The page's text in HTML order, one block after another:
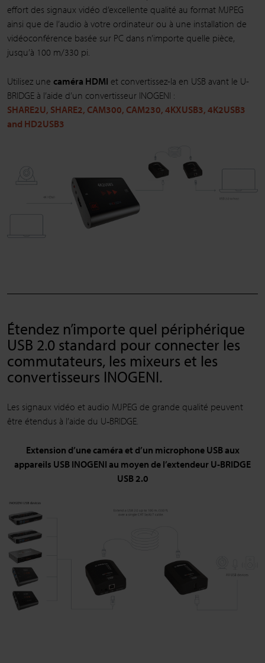
effort des signaux vidéo d’excellente qualité au format MJPEG
ainsi que de l’audio à votre ordinateur ou à une installation de
vidéoconférence basée sur PC dans n’importe quelle pièce,
jusqu’à 100 m/330 pi.
Utilisez une caméra HDMI et convertissez-la en USB avant le U-
BRIDGE à l’aide d’un convertisseur INOGENI :
SHARE2U, SHARE2, CAM300, CAM230, 4KXUSB3, 4K2USB3
and HD2USB3
Étendez n’importe quel périphérique
USB 2.0 standard pour connecter les
commutateurs, les mixeurs et les
convertisseurs INOGENI.
Les signaux vidéo et audio MJPEG de grande qualité peuvent
être étendus à l’aide du U‑BRIDGE.
Extension d’une caméra et d’un microphone USB aux
appareils USB INOGENI au moyen de l’extendeur U-BRIDGE
USB 2.0